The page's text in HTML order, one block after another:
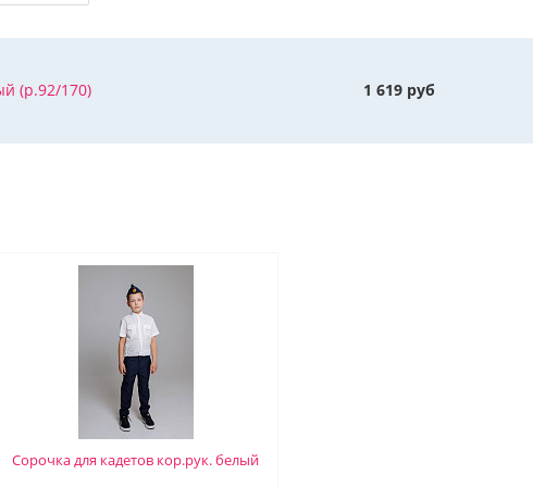
(р.92/170) 1 619 руб
Сорочка для кадетов кор.рук. белый